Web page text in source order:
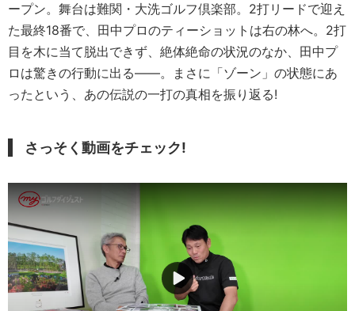
ープン。舞台は難関・大洗ゴルフ倶楽部。2打リードで迎え
た最終18番で、田中プロのティーショットは右の林へ。2打
目を木に当て脱出できず、絶体絶命の状況のなか、田中プ
ロは驚きの行動に出る――。まさに「ゾーン」の状態にあ
ったという、あの伝説の一打の真相を振り返る!
さっそく動画をチェック!